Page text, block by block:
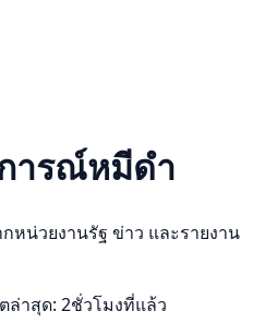
ารณ์หมีดำ
น่วยงานรัฐ ข่าว และรายงาน
ล่าสุด: 2ชั่วโมงที่แล้ว